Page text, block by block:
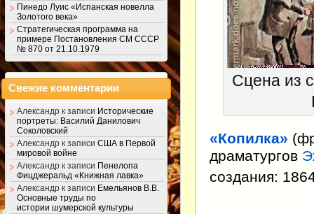
Сцена из
«Копилка»
драматургов
создания:
Пинедо Луис «Испанская новелла
Золотого века»
Стратегическая программа на
примере Постановления СМ СССР
№ 870 от 21.10.1979
Свежие комментарии
Александр к записи Исторические
портреты: Василий Данилович
Соколовский
Александр к записи США в Первой
мировой войне
Александр к записи Пенелопа
Фицджеральд «Книжная лавка»
Александр к записи Емельянов В.В.
Основные труды по
истории шумерской культуры